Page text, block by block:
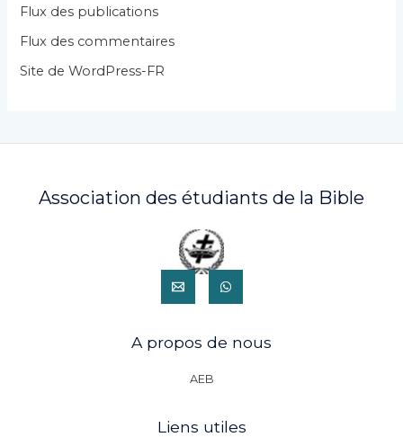
i
e
Flux des publications
Flux des commentaires
Site de WordPress-FR
Association des étudiants de la Bible
A propos de nous
AEB
Liens utiles